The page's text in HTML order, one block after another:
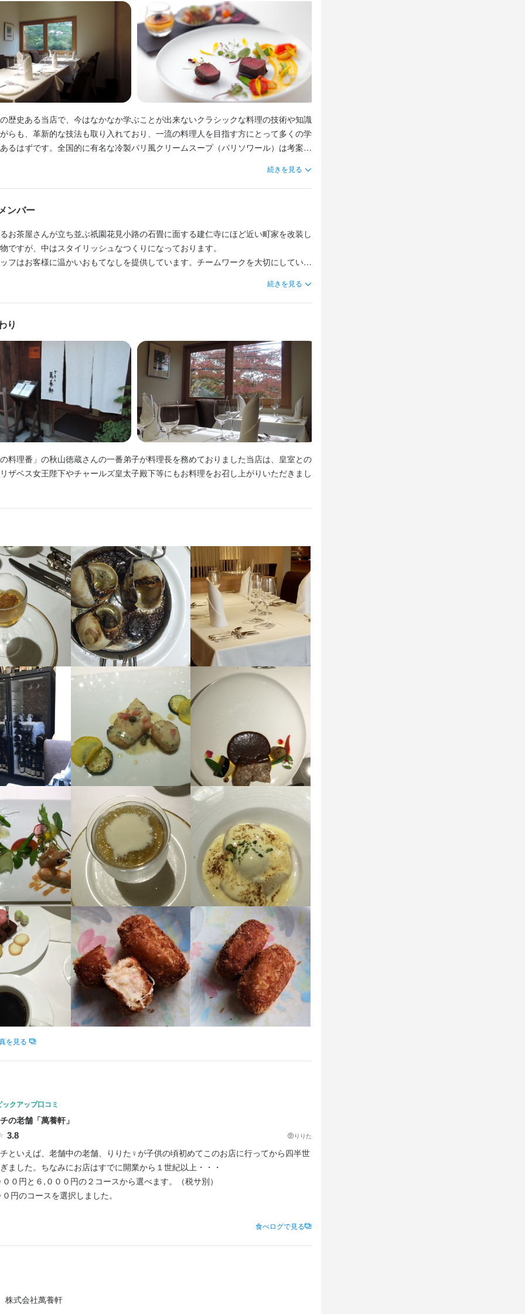
歴史ある当店で、今はなかなか学ぶことが出来ないクラシックな料理の技術や知識
らも、革新的な技法も取り入れており、一流の料理人を目指す方にとって多くの学
るはずです。全国的に有名な冷製パリ風クリームスープ（パリソワール）は考案者
グラスソースや店の味が一番わかるといわれるコンソメスープなど丁寧に美味しく
に成長して参りましょう。
続きを見る
ンバー
お茶屋さんが立ち並ぶ祇園花見小路の石畳に面する建仁寺にほど近い町家を改装し
ですが、中はスタイリッシュなつくりになっております。
フはお客様に温かいおもてなしを提供しています。チームワークを大切にしている
続きを見る
り
料理番」の秋山徳蔵さんの一番弟子が料理長を務めておりました当店は、皇室との
ザベス女王陛下やチャールズ皇太子殿下等にもお料理をお召し上がりいただきまし
を見る
クアップ口コミ
の老舗「萬養軒」
3.8 りりた
といえば、老舗中の老舗、りりた♀が子供の頃初めてこのお店に行ってから四半世
ました。ちなみにお店はすでに開業から１世紀以上・・・
０円と６,０００円の２コースから選べます。（税サ別）
円のコースを選択しました。
り合わせ
カルパッチョ、いろいろ夏野菜。
食べログで見る
株式会社萬養軒
求人を選択する
正社員 調理師・調理スタッフ 月給： 26万円〜
求人を選択する
正社員 店長候補 30万円〜35万円
正社員 ホールスタッフ 月給： 22万円〜28万円
バイト ホールスタッフ 時給： 1,300円〜1,400円
求人を選択する
正社員 調理師・調理スタッフ 月給： 30万円〜
正社員 調理補助 月給：25万円〜
バイト 調理補助 1,400円〜
求人を選択する
バイト 調理師・調理スタッフ 時給： 1,300円〜1,500円
バイト 調理師・調理スタッフ 時給： 1,300円〜1,500円
れ（低温調理、瞬間スモーク、アルギン酸、真空調理、パコジェットなど）料理
ります。
場所のないクラシックなエスコフェの古典から現代まで幅広い料理理念や調理技
っかりと習得して頂ける職場です。
の若き挑戦者も大歓迎です。
の為に手間暇を掛けられる方
フレンチを学びたいという方
いしましょう。
スキル
店
山区祇園町南側570-120 2F
名